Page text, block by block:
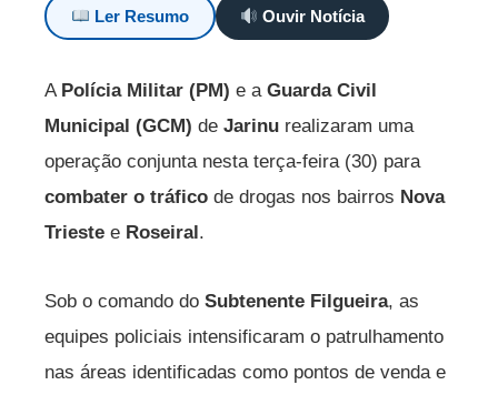
Ler Resumo Ouvir Notícia
A Polícia Militar (PM) e a Guarda Civil
Municipal (GCM) de Jarinu realizaram uma
operação conjunta nesta terça-feira (30) para
combater o tráfico de drogas nos bairros Nova
Trieste e Roseiral.
Sob o comando do Subtenente Filgueira, as
equipes policiais intensificaram o patrulhamento
nas áreas identificadas como pontos de venda e